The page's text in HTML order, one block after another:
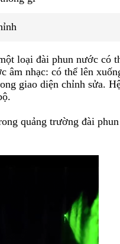
loại đài phun nước có
âm nhạc: có thể lên
giao diện chỉnh sửa.
quảng trường đài